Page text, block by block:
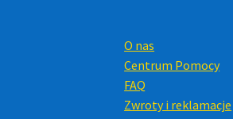
O nas
Centrum Pomocy
FAQ
Zwroty i reklamacje